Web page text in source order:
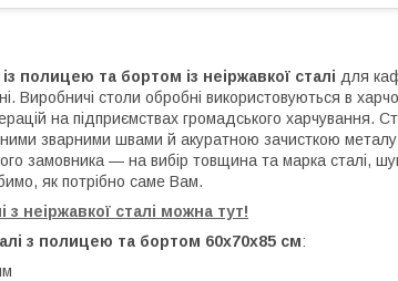
полицею та бортом із неіржавкої сталі для
Виробничі столи обробні використовуються в
на підприємствах громадського харчування.
зварними швами й акуратною зачисткою
замовника — на вибір товщина та марка сталі,
як потрібно саме Вам.
неіржавкої сталі можна тут!
з полицею та бортом 60х70х85 см: